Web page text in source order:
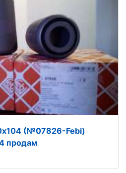
(№07826-Febi)
продам